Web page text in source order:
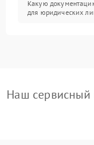
Какую
для юридических
Наш сервисный